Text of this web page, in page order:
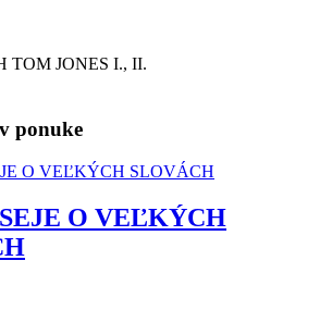
TOM JONES I., II.
ponuke
O VEĽKÝCH